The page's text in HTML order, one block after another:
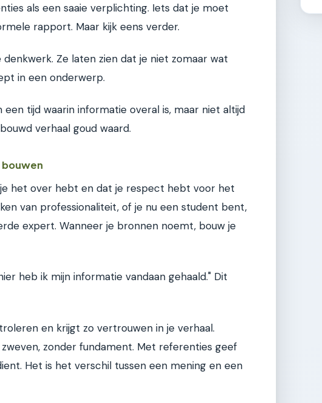
als een saaie verplichting. Iets dat je moet
rapport. Maar kijk eens verder.
denkwerk. Ze laten zien dat je niet zomaar wat
in een onderwerp.
tijd waarin informatie overal is, maar niet altijd
verhaal goud waard.
het over hebt en dat je respect hebt voor het
van professionaliteit, of je nu een student bent,
expert. Wanneer je bronnen noemt, bouw je
heb ik mijn informatie vandaan gehaald." Dit
en krijgt zo vertrouwen in je verhaal.
zonder fundament. Met referenties geef
Het is het verschil tussen een mening en een